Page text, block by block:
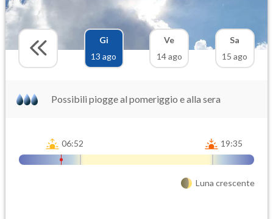
Gi
13 ago
Ve
14 ago
Sa
15 ago
Possibili piogge al pomeriggio e alla sera
06:52 19:35
Luna crescente